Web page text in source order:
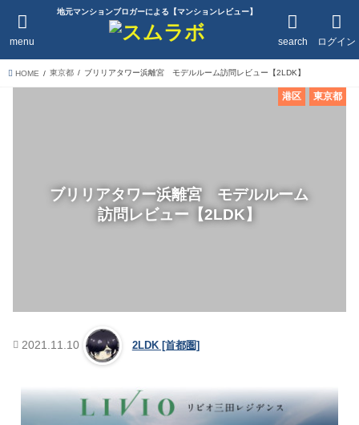
地元マンションブロガーによる【マンションレビュー】
ログイン
search
menu
HOME 東京都 ブリリアタワー浜離宮 モデルルーム訪問レビュー【2LDK】
ブリリアタワー浜離宮 モデルルーム
訪問レビュー【2LDK】
東京都
港区
2021.11.10 2LDK [首都圏]